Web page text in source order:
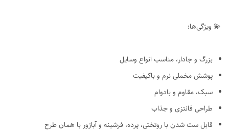
💫 ویژگی‌ها:
بزرگ و جادار، مناسب انواع وسایل
پوشش مخملی نرم و باکیفیت
سبک، مقاوم و بادوام
طراحی فانتزی و جذاب
قابل ست شدن با روتختی، پرده، فرشینه و آباژور با همان طرح